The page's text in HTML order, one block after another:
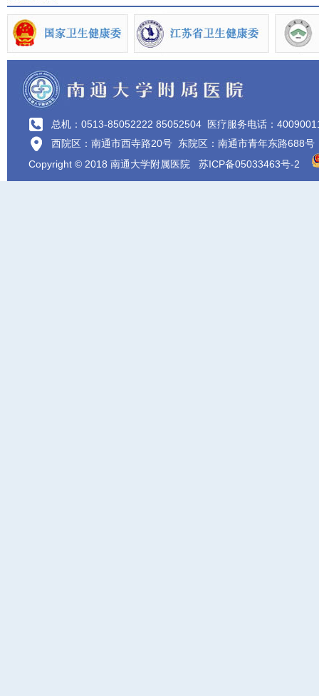
总机：0513-85052222 85052504 医疗服务电话：
西院区：南通市西寺路20号 东院区：南通市青年东路688号
Copyright © 2018 南通大学附属医院 苏ICP备05033463号-2